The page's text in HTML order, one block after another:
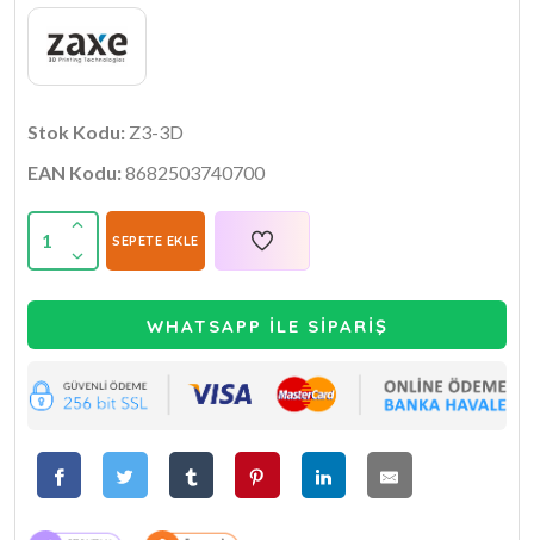
Stok Kodu: Z3-3D
EAN Kodu:8682503740700
1 SEPETE EKLE
WHATSAPP İLE SİPARİŞ